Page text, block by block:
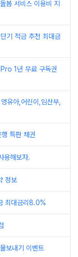
봄 서비스 이용비 지
기 적금 추천 최대금
1년 무료 구독권
유아,어린이,임산부,
특판 채권
용해보자.
정보
최대금리8.0%
보내기 이벤트